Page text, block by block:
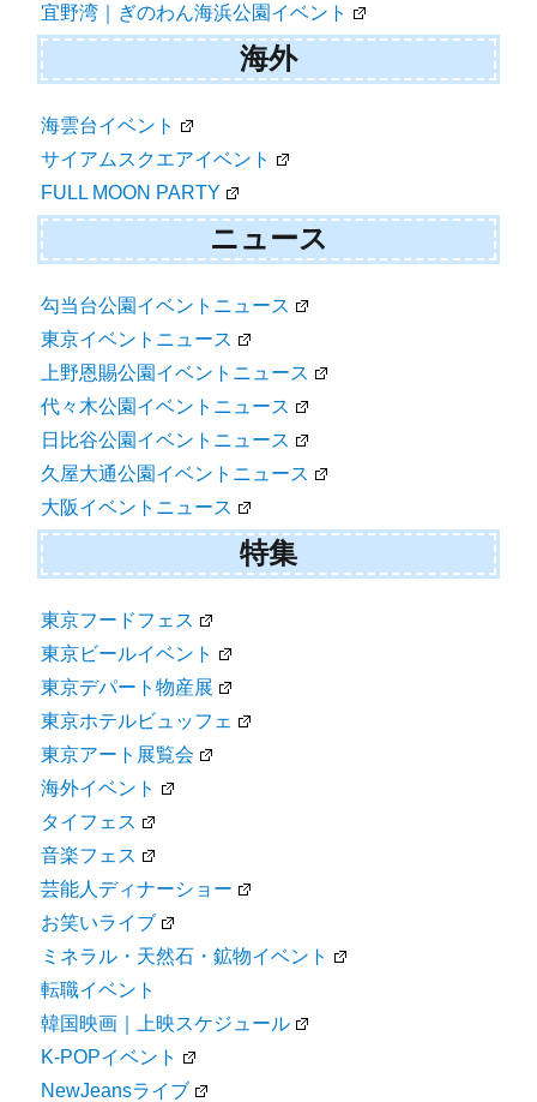
宜野湾｜ぎのわん海浜公園イベント
海外
海雲台イベント
サイアムスクエアイベント
FULL MOON PARTY
ニュース
勾当台公園イベントニュース
東京イベントニュース
上野恩賜公園イベントニュース
代々木公園イベントニュース
日比谷公園イベントニュース
久屋大通公園イベントニュース
大阪イベントニュース
特集
東京フードフェス
東京ビールイベント
東京デパート物産展
東京ホテルビュッフェ
東京アート展覧会
海外イベント
タイフェス
音楽フェス
芸能人ディナーショー
お笑いライブ
ミネラル・天然石・鉱物イベント
転職イベント
韓国映画｜上映スケジュール
K-POPイベント
NewJeansライブ